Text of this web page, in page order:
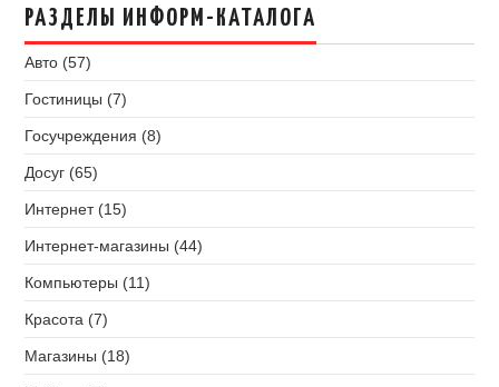
РАЗДЕЛЫ ИНФОРМ-КАТАЛОГА
Авто (57)
Гостиницы (7)
Госучреждения (8)
Досуг (65)
Интернет (15)
Интернет-магазины (44)
Компьютеры (11)
Красота (7)
Магазины (18)